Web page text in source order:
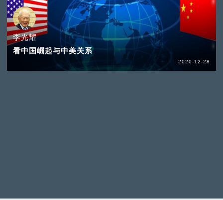
李光耀
看中国崛起与中美关系
2020-12-28